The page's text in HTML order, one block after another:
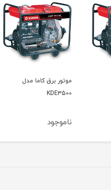
موتور برق وکسون مدل
VK9500V2
ناموجود